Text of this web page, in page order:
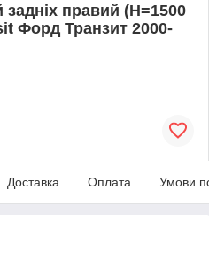
правий (H=1500
Форд Транзит 2000-
Доставка Оплата Умови